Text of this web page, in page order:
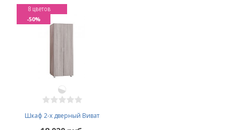
Шкаф 2-х дверный Виват
8 цветов
-50%